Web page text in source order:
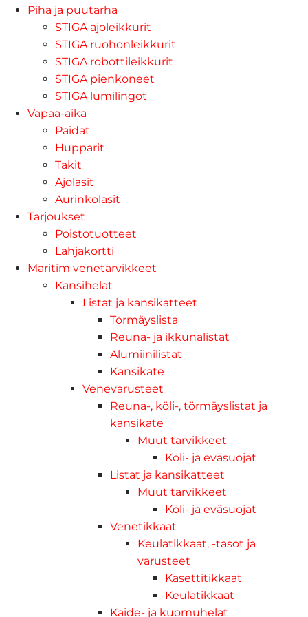
Piha ja puutarha
STIGA ajoleikkurit
STIGA ruohonleikkurit
STIGA robottileikkurit
STIGA pienkoneet
STIGA lumilingot
Vapaa-aika
Paidat
Hupparit
Takit
Ajolasit
Aurinkolasit
Tarjoukset
Poistotuotteet
Lahjakortti
Maritim venetarvikkeet
Kansihelat
Listat ja kansikatteet
Törmäyslista
Reuna- ja ikkunalistat
Alumiinilistat
Kansikate
Venevarusteet
Reuna-, köli-, törmäyslistat ja
kansikate
Muut tarvikkeet
Köli- ja eväsuojat
Listat ja kansikatteet
Muut tarvikkeet
Köli- ja eväsuojat
Venetikkaat
Keulatikkaat, -tasot ja
varusteet
Kasettitikkaat
Keulatikkaat
Kaide- ja kuomuhelat